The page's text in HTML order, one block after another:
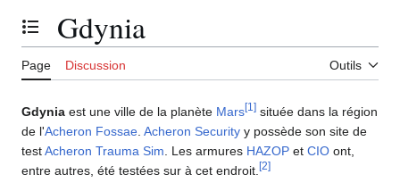
Basculer la table des matières
Gdynia
Page Discussion Outils
Gdynia est une ville de la planète Mars[1 ] située dans la région
de l'Acheron Fossae Acheron Security y possède son site de
testAcheron Trauma Sim . Les armures HAZOP et CIO ont,
entre autres, été testées sur à cet endroit. [2]